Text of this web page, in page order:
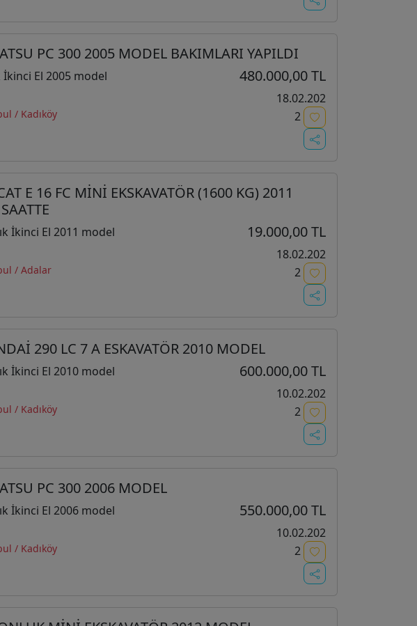
PC 300 2005 MODEL BAKIMLARI YAPILDI
İkinci El 2005 model 480.000,00 TL
/ Kadıköy
18.02.202
2
E 16 FC MİNİ EKSKAVATÖR (1600 KG) 2011
İkinci El 2011 model 19.000,00 TL
/ Adalar
18.02.202
2
290 LC 7 A ESKAVATÖR 2010 MODEL
İkinci El 2010 model 600.000,00 TL
/ Kadıköy
10.02.202
2
PC 300 2006 MODEL
İkinci El 2006 model 550.000,00 TL
/ Kadıköy
10.02.202
2